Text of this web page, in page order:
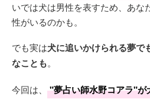
いでは犬は男性を表すため、あな
性がいるのかも。
でも実は犬に追いかけられる夢で
なことも。
今回は、
"夢占い師水野コアラ"が